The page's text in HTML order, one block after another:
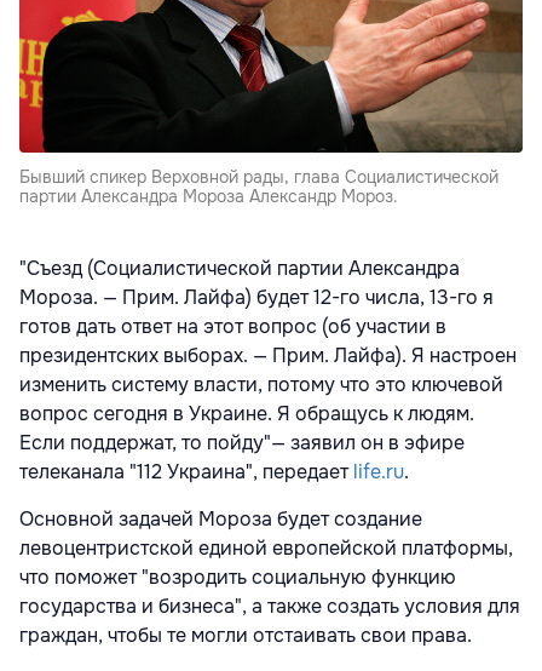
Бывший спикер Верховной рады, глава Социалистической
партии Александра Мороза Александр Мороз.
"Съезд (Социалистической партии Александра
Мороза. — Прим. Лайфа) будет 12-го числа, 13-го я
готов дать ответ на этот вопрос (об участии в
президентских выборах. — Прим. Лайфа). Я настроен
изменить систему власти, потому что это ключевой
вопрос сегодня в Украине. Я обращусь к людям.
Если поддержат, то пойду"— заявил он в эфире
телеканала "112 Украина", передаетlife.ru.
Основной задачей Мороза будет создание
левоцентристской единой европейской платформы,
что поможет "возродить социальную функцию
государства и бизнеса", а также создать условия для
граждан, чтобы те могли отстаивать свои права.